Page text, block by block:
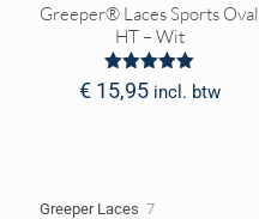
Greeper® Laces Sports Oval
HT – Wit
Waardering
5.00
€15,95 incl. btw
Greeper Laces 77